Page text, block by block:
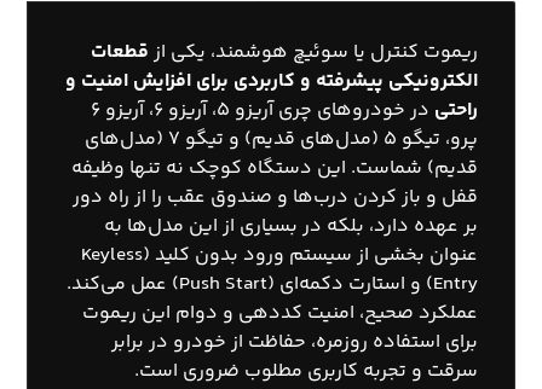
ریموت کنترل یا سوئیچ هوشمند، یکی ازقطعات
الکترونیکی پیشرفته و کاربردی برای افزایش امنیت و
راحتی
در خودروهای چری آریزو ۵، آریزو ۶، آریزو ۶
پرو، تیگو ۵ (مدل‌های قدیم) و تیگو ۷ (مدل‌های
قدیم) شماست. این دستگاه کوچک نه تنها وظیفه
قفل و باز کردن درب‌ها و صندوق عقب را از راه دور
بر عهده دارد، بلکه در بسیاری از این مدل‌ها به
عنوان بخشی از سیستم ورود بدون کلید (Keyless
Entry) و استارت دکمه‌ای (Push Start) عمل می‌کند.
عملکرد صحیح، امنیت کددهی و دوام این ریموت
برای استفاده روزمره، حفاظت از خودرو در برابر
سرقت و تجربه کاربری مطلوب ضروری است.